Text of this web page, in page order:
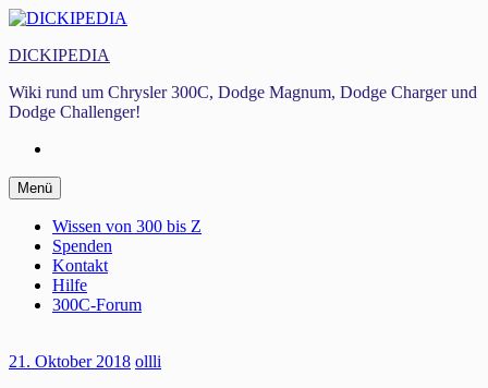
Zum
springen
DICKIPEDIA
Wiki rund um Chrysler 300C, Dodge Magnum, Dodge Charger und
Dodge Challenger!
Menü Zum
Inhalt
springen
Wissen von 300 bis Z
Spenden
Kontakt
Hilfe
300C-Forum
21. Oktober 2018 ollli